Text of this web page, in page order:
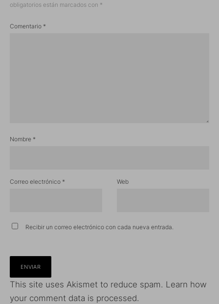
obligatorios están marcados con *
Comentario *
Nombre *
Correo electrónico * Web
Recibir un correo electrónico con cada nueva entrada.
This site uses Akismet to reduce spam. Learn how
your comment data is processed.